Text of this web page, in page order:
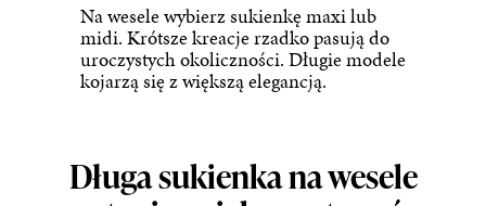
Na wesele wybierz sukienkę maxi lub
midi. Krótsze kreacje rzadko pasują do
uroczystych okoliczności. Długie modele
kojarzą się z większą elegancją.
Długa sukienka na wesele